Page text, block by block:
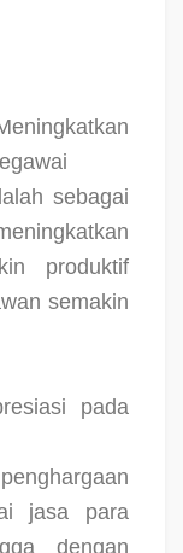
sebagai
produktif
semakin
pada
jasa para
dengan